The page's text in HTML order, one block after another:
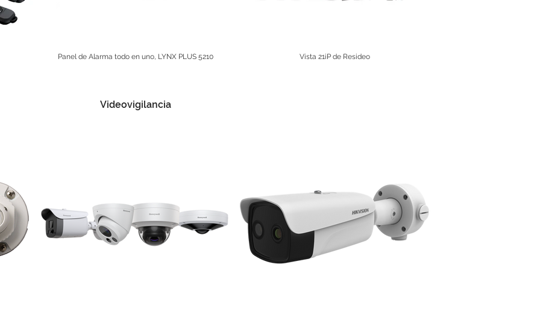
Panel de Alarma todo en uno, LYNX PLUS 5210 Vista 21iP de Resideo
Videovigilancia